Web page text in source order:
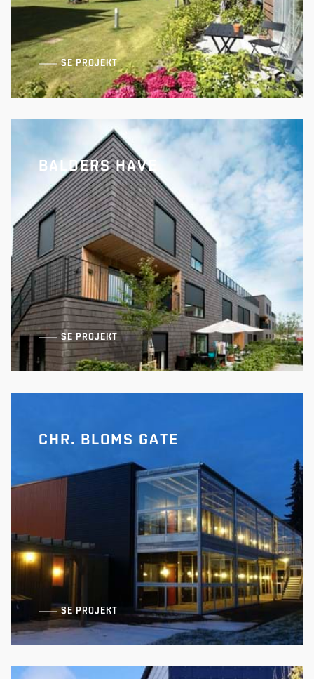
Arenakvarteret
SE PROJEKT
BALDERS HAVE
SE PROJEKT
CHR. BLOMS GATE
SE PROJEKT